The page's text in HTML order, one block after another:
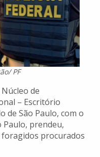
PF
de
– Escritório
de São Paulo, com o
Paulo, prendeu,
procurados